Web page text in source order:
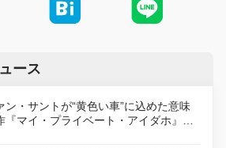
ース
ン・サントが“黄色い車”に込めた意味
『マイ・プライベート・アイダホ』が
ルリマスター版で復活